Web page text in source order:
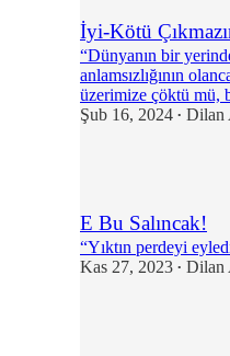
İyi-Kötü
“Dünyanın bir
anlamsızlığının
üzerimize çöktü mü,
Şub 16, 2024 • Dilan
E Bu Salıncak!
“Yıktın perdeyi
Kas 27, 2023 • Dilan